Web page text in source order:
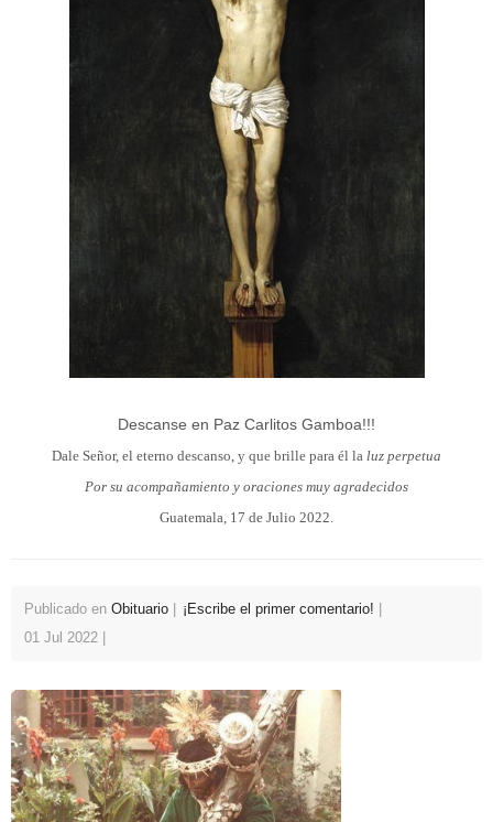
Descanse en Paz Carlitos Gamboa!!!
Dale Señor, el eterno descanso, y que brille para él la luz perpetua
Por su acompañamiento y oraciones muy agradecidos
Guatemala, 17 de Julio 2022.
Publicado en Obituario
¡Escribe el primer comentario!
01 Jul 2022